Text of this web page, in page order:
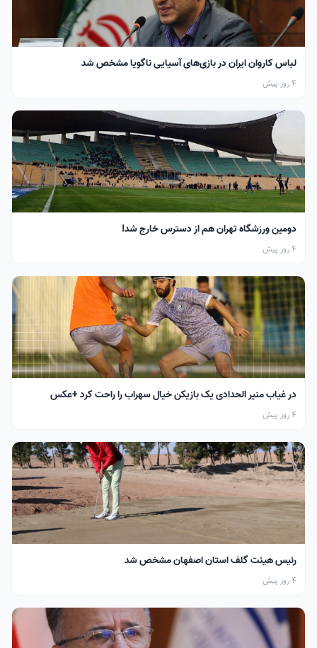
لباس کاروان ایران در بازی‌های آسیایی ناگویا مشخص شد
4 روز پیش
دومین ورزشگاه تهران هم از دسترس خارج شد!
4 روز پیش
در غیاب منیر الحدادی یک بازیکن خیال سهراب را راحت کرد +عکس
4 روز پیش
رئیس هیئت گلف استان اصفهان مشخص شد
4 روز پیش